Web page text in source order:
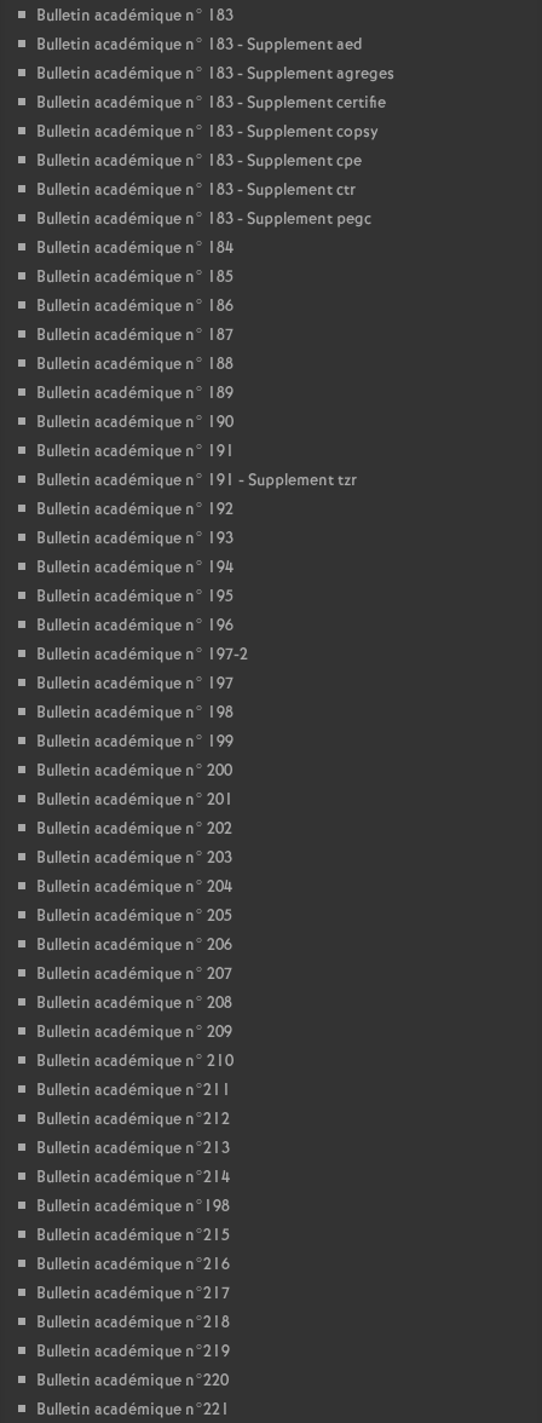
Bulletin académique n° 183
Bulletin académique n° 183 - Supplement aed
Bulletin académique n° 183 - Supplement agreges
Bulletin académique n° 183 - Supplement certifie
Bulletin académique n° 183 - Supplement copsy
Bulletin académique n° 183 - Supplement cpe
Bulletin académique n° 183 - Supplement ctr
Bulletin académique n° 183 - Supplement pegc
Bulletin académique n° 184
Bulletin académique n° 185
Bulletin académique n° 186
Bulletin académique n° 187
Bulletin académique n° 188
Bulletin académique n° 189
Bulletin académique n° 190
Bulletin académique n° 191
Bulletin académique n° 191 - Supplement tzr
Bulletin académique n° 192
Bulletin académique n° 193
Bulletin académique n° 194
Bulletin académique n° 195
Bulletin académique n° 196
Bulletin académique n° 197-2
Bulletin académique n° 197
Bulletin académique n° 198
Bulletin académique n° 199
Bulletin académique n° 200
Bulletin académique n° 201
Bulletin académique n° 202
Bulletin académique n° 203
Bulletin académique n° 204
Bulletin académique n° 205
Bulletin académique n° 206
Bulletin académique n° 207
Bulletin académique n° 208
Bulletin académique n° 209
Bulletin académique n° 210
Bulletin académique n°211
Bulletin académique n°212
Bulletin académique n°213
Bulletin académique n°214
Bulletin académique n°198
Bulletin académique n°215
Bulletin académique n°216
Bulletin académique n°217
Bulletin académique n°218
Bulletin académique n°219
Bulletin académique n°220
Bulletin académique n°221